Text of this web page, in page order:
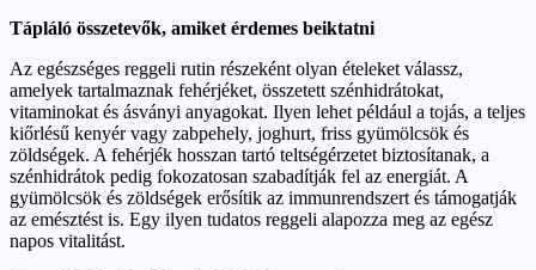
Tápláló összetevők, amiket érdemes beiktatni
Az egészséges reggeli rutin részeként olyan ételeket válassz,
amelyek tartalmaznak fehérjéket, összetett szénhidrátokat,
vitaminokat és ásványi anyagokat. Ilyen lehet például a tojás, a teljes
kiőrlésű kenyér vagy zabpehely, joghurt, friss gyümölcsök és
zöldségek. A fehérjék hosszan tartó teltségérzetet biztosítanak, a
szénhidrátok pedig fokozatosan szabadítják fel az energiát. A
gyümölcsök és zöldségek erősítik az immunrendszert és támogatják
az emésztést is. Egy ilyen tudatos reggeli alapozza meg az egész
napos vitalitást.